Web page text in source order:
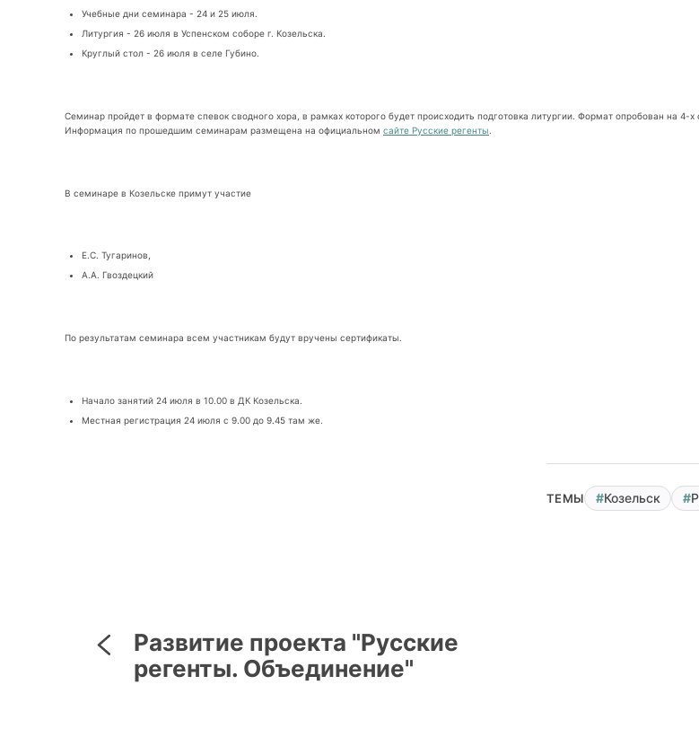
Учебные дни семинара - 24 и 25 июля.
Литургия - 26 июля в Успенском соборе г. Козельска.
Круглый стол - 26 июля в селе Губино.
Семинар пройдет в формате спевок сводного хора, в рамках которого будет происходить подготовка литургии. Формат опробован на
Информация по прошедшим семинарам размещена на официальном сайте Русские регенты
В семинаре в Козельске примут участие
Е.С. Тугаринов,
А.А. Гвоздецкий
По результатам семинара всем участникам будут вручены сертификаты.
Начало занятий 24 июля в 10.00 в ДК Козельска.
Местная регистрация 24 июля с 9.00 до 9.45 там же.
ТЕМЫ Козельск
Развитие проекта "Русские
регенты. Объединение"